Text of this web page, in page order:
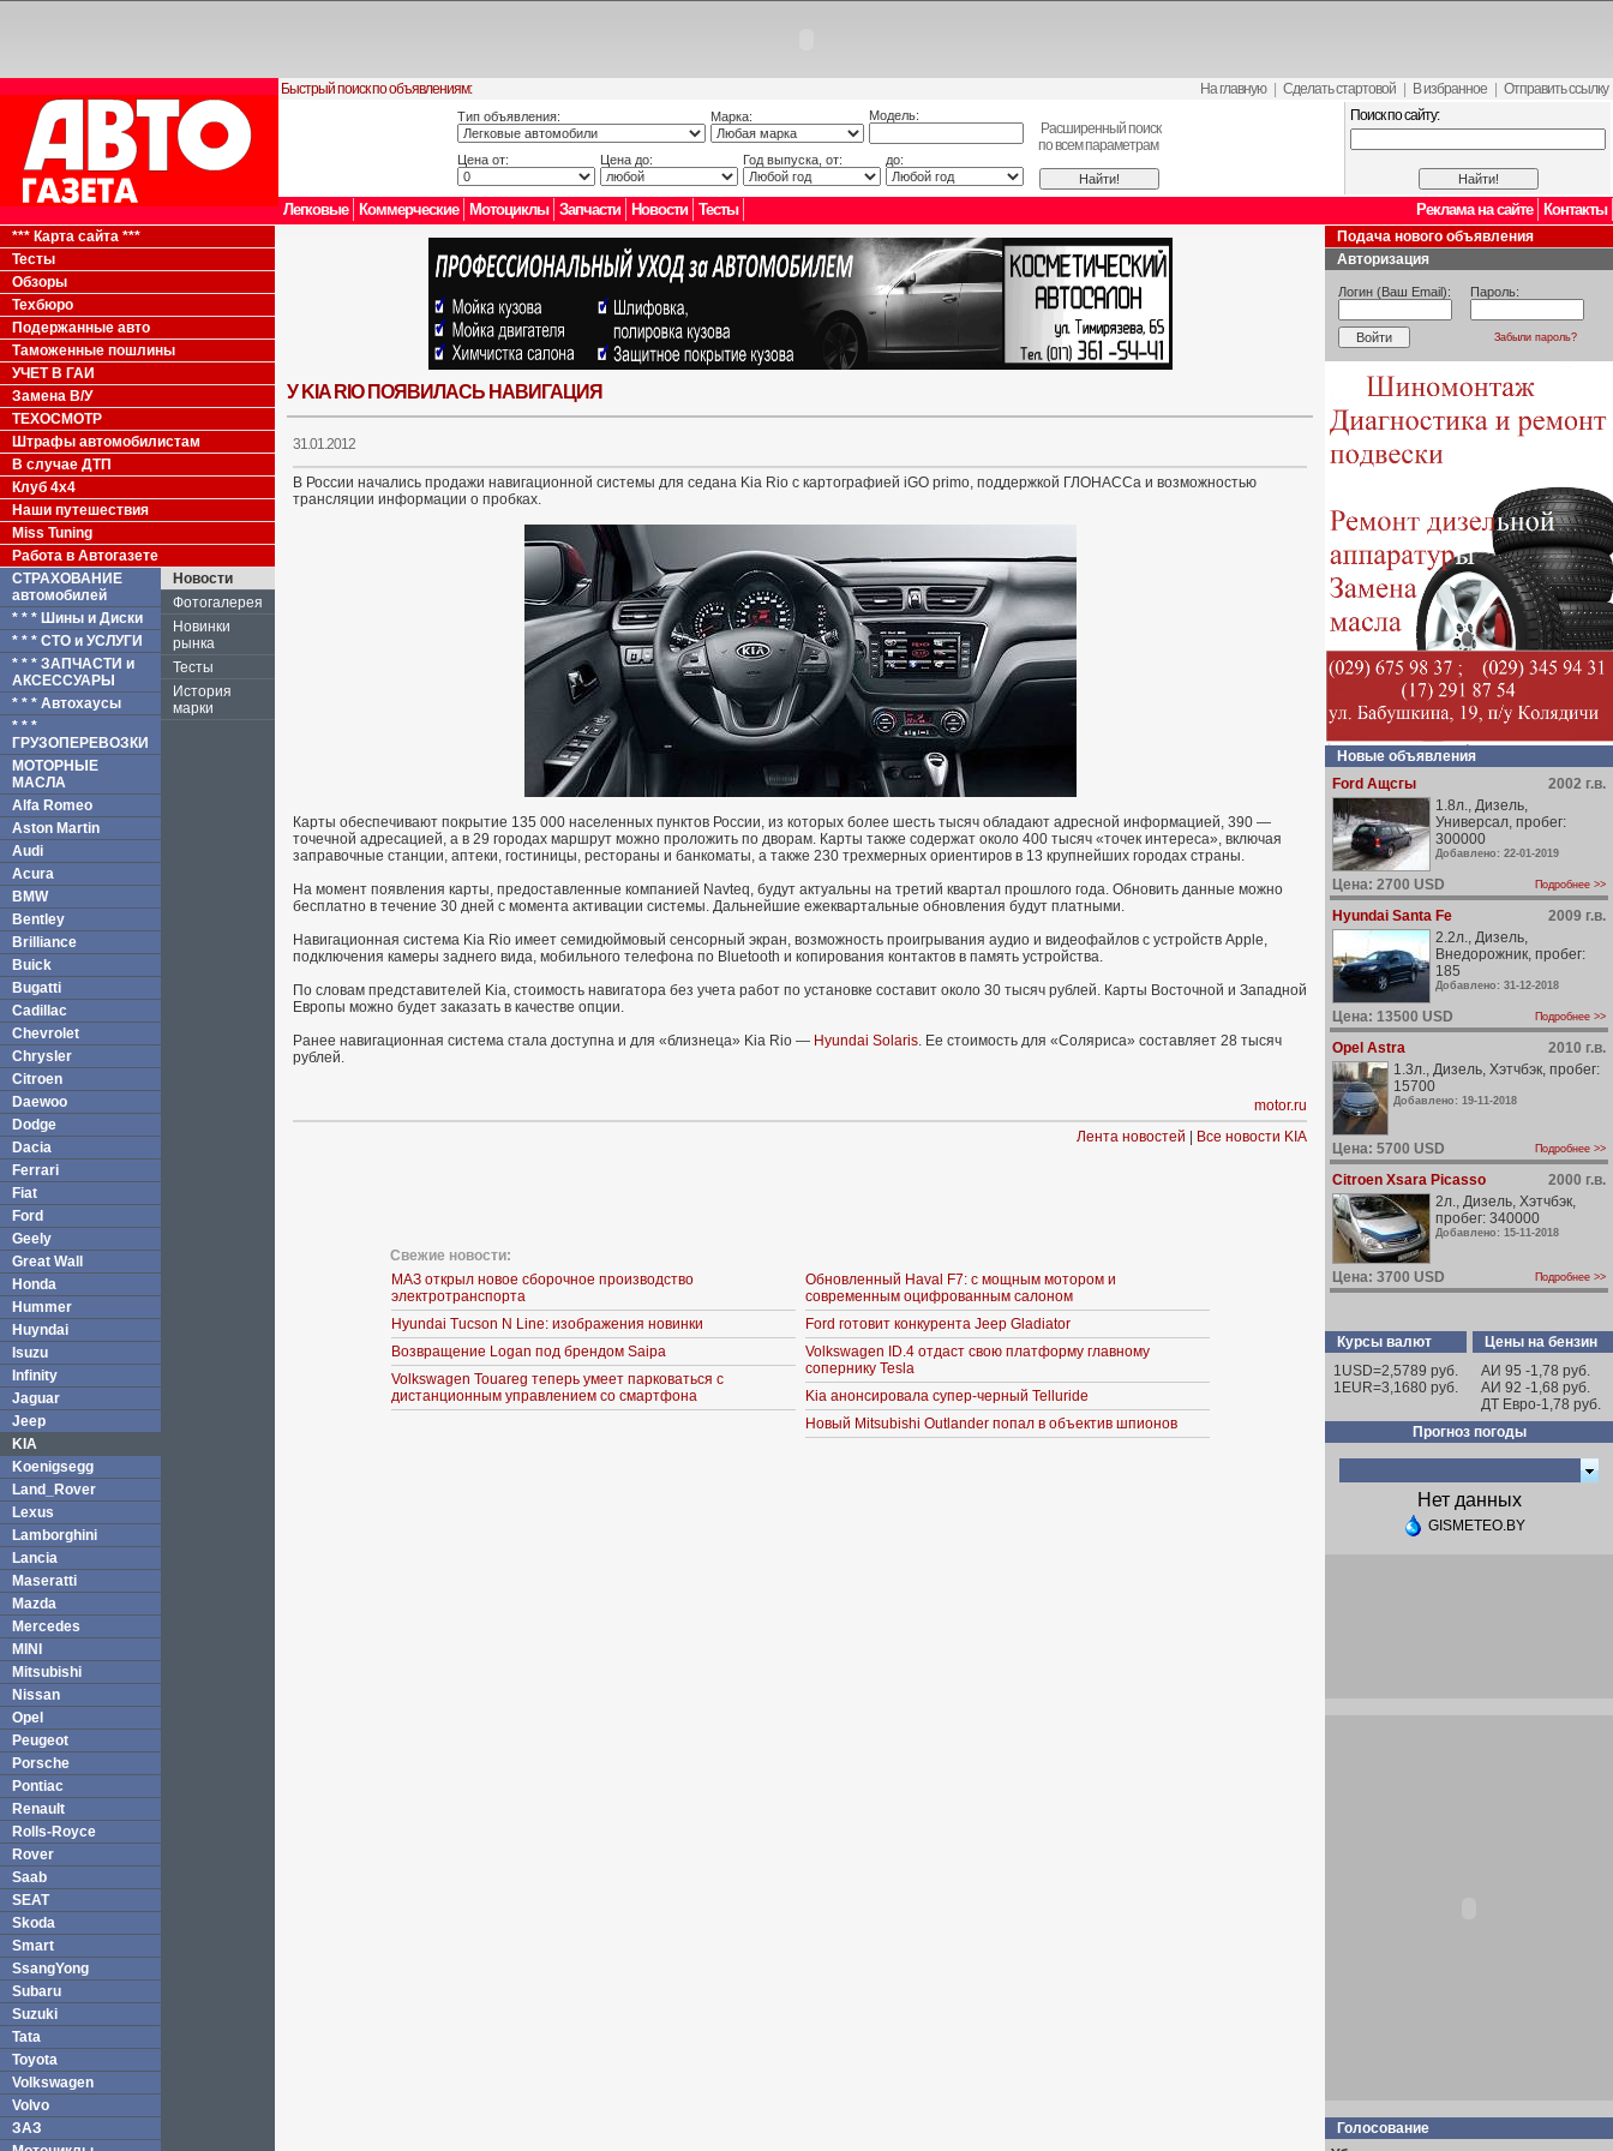
Быстрый поиск по объявлениям: На главную Сделать стартовой В избранное Отправить ссылку
Тип объявления: Марка: Модель:
Расширенный поиск
по всем параметрам
Цена от: Цена до: Год выпуска, от: до:
Поиск по сайту:
Легковые Коммерческие Мотоциклы Запчасти Новости Тесты Контакты
Реклама на сайте
*** Карта сайта ***
Тесты
Обзоры
Техбюро
Подержанные авто
Таможенные пошлины
УЧЕТ В ГАИ
Замена В/У
ТЕХОСМОТР
Штрафы автомобилистам
В случае ДТП
Клуб 4x4
Наши путешествия
Miss Tuning
Работа в Автогазете
СТРАХОВАНИЕ
автомобилей
* * * Шины и Диски
* * * СТО и УСЛУГИ
* * * ЗАПЧАСТИ и
АКСЕССУАРЫ
* * * Автохаусы
* * *
ГРУЗОПЕРЕВОЗКИ
МОТОРНЫЕ
МАСЛА
Alfa Romeo
Aston Martin
Audi
Acura
BMW
Bentley
Brilliance
Buick
Bugatti
Cadillac
Chevrolet
Chrysler
Citroen
Daewoo
Dodge
Dacia
Ferrari
Fiat
Ford
Geely
Great Wall
Honda
Hummer
Huyndai
Isuzu
Infinity
Jaguar
Jeep
KIA
Koenigsegg
Land_Rover
Lexus
Lamborghini
Lancia
Maseratti
Mazda
Mercedes
MINI
Mitsubishi
Nissan
Opel
Peugeot
Porsche
Pontiac
Renault
Rolls-Royce
Rover
Saab
SEAT
Skoda
Smart
SsangYong
Subaru
Suzuki
Tata
Toyota
Volkswagen
Volvo
ЗАЗ
Новости
Фотогалерея
Новинки
рынка
Тесты
История
марки
У KIA RIO ПОЯВИЛАСЬ НАВИГАЦИЯ
31.01.2012
В России начались продажи навигационной системы для седана Kia Rio с картографией iGO primo, поддержкой ГЛОНАССа и возможностью
трансляции информации о пробках.
Карты обеспечивают покрытие 135 000 населенных пунктов России, из которых более шесть тысяч обладают адресной информацией, 390 —
точечной адресацией, а в 29 городах маршрут можно проложить по дворам. Карты также содержат около 400 тысяч «точек интереса», включая
заправочные станции, аптеки, гостиницы, рестораны и банкоматы, а также 230 трехмерных ориентиров в 13 крупнейших городах страны.
На момент появления карты, предоставленные компанией Navteq, будут актуальны на третий квартал прошлого года. Обновить данные можно
бесплатно в течение 30 дней с момента активации системы. Дальнейшие ежеквартальные обновления будут платными.
Навигационная система Kia Rio имеет семидюймовый сенсорный экран, возможность проигрывания аудио и видеофайлов с устройств Apple,
подключения камеры заднего вида, мобильного телефона по Bluetooth и копирования контактов в память устройства.
По словам представителей Kia, стоимость навигатора без учета работ по установке составит около 30 тысяч рублей. Карты Восточной и Западной
Европы можно будет заказать в качестве опции.
Ранее навигационная система стала доступна и для «близнеца» Kia Rio — Hyundai Solaris. Ее стоимость для «Соляриса» составляет 28 тысяч
рублей.
motor.ru
Лента новостей
Все новости KIA
Свежие новости:
МАЗ открыл новое сборочное производство
электротранспорта
Hyundai Tucson N Line: изображения новинки
Возвращение Logan под брендом Saipa
Volkswagen Touareg теперь умеет парковаться с
дистанционным управлением со смартфона
Обновленный Haval F7: с мощным мотором и
современным оцифрованным салоном
Ford готовит конкурента Jeep Gladiator
Volkswagen ID.4 отдаст свою платформу главному
сопернику Tesla
Kia анонсировала супер-черный Telluride
Новый Mitsubishi Outlander попал в объектив шпионов
Подача нового объявления
Авторизация
Логин (Ваш Email): Пароль:
Забыли пароль?
Новые объявления
Ford Ащсгы
2002 г.в.
1.8л., Дизель,
Универсал, пробег:
300000
Добавлено: 22-01-2019
Цена: 2700 USD Подробнее >>
Hyundai Santa Fe
2009 г.в.
2.2л., Дизель,
Внедорожник, пробег:
185
Добавлено: 31-12-2018
Цена: 13500 USD Подробнее >>
Opel Astra
2010 г.в.
1.3л., Дизель, Хэтчбэк, пробег:
15700
Добавлено: 19-11-2018
Цена: 5700 USD Подробнее >>
Citroen Xsara Picasso
2000 г.в.
2л., Дизель, Хэтчбэк,
пробег: 340000
Добавлено: 15-11-2018
Цена: 3700 USD Подробнее >>
Курсы валют
1USD=2,5789 руб.
1EUR=3,1680 руб.
Цены на бензин
АИ 95 -1,78 руб.
АИ 92 -1,68 руб.
ДТ Евро-1,78 руб.
Прогноз погоды
Нет данных
GISMETEO.BY
Голосование